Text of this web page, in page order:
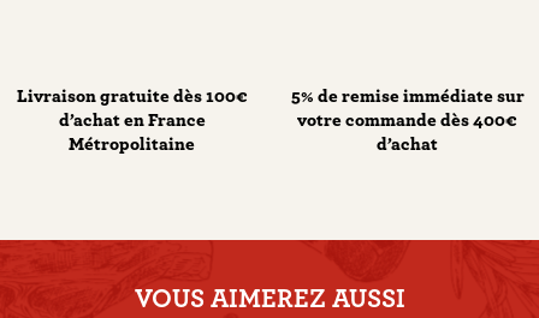
Livraison gratuite dès 100€
d’achat en France
Métropolitaine
5% de remise immédiate sur
votre commande dès 400€
d’achat
VOUS AIMEREZAUSSI